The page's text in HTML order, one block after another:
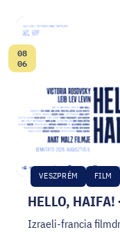
HELLO,
VESZPRÉM FILM
Dátum:
08
06
Izraeli-francia